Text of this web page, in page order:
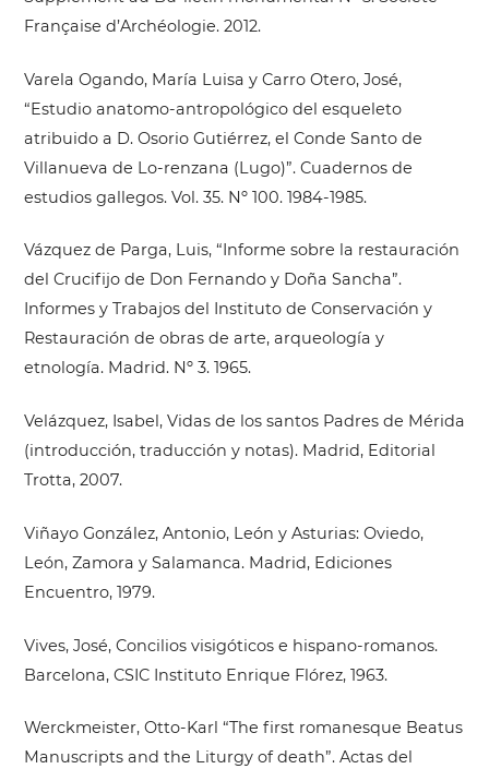
Française d’Archéologie. 2012.
Varela Ogando, María Luisa y Carro Otero, José,
“Estudio anatomo-antropológico del esqueleto
atribuido a D. Osorio Gutiérrez, el Conde Santo de
Villanueva de Lo-renzana (Lugo)”. Cuadernos de
estudios gallegos. Vol. 35. Nº 100. 1984-1985.
Vázquez de Parga, Luis, “Informe sobre la restauración
del Crucifijo de Don Fernando y Doña Sancha”.
Informes y Trabajos del Instituto de Conservación y
Restauración de obras de arte, arqueología y
etnología. Madrid. Nº 3. 1965.
Velázquez, Isabel, Vidas de los santos Padres de Mérida
(introducción, traducción y notas). Madrid, Editorial
Trotta, 2007.
Viñayo González, Antonio, León y Asturias: Oviedo,
León, Zamora y Salamanca. Madrid, Ediciones
Encuentro, 1979.
Vives, José, Concilios visigóticos e hispano-romanos.
Barcelona, CSIC Instituto Enrique Flórez, 1963.
Werckmeister, Otto-Karl “The first romanesque Beatus
Manuscripts and the Liturgy of death”. Actas del